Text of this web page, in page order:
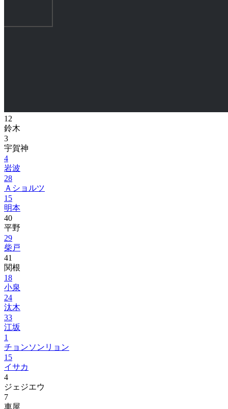
12
鈴木
3
宇賀神
4
岩波
28
Ａショルツ
15
明本
40
平野
29
柴戸
41
関根
18
小泉
24
汰木
33
江坂
1
チョンソンリョン
15
イサカ
4
ジェジエウ
7
車屋